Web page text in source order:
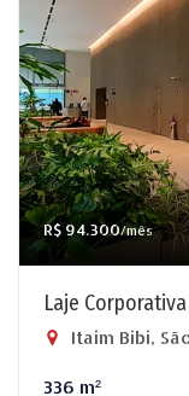
R$ 94.300/mês
Laje
Itaim Bibi,
336 m²